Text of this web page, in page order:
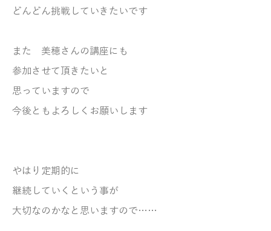
どんどん挑戦していきたいです
また 美穂さんの講座にも
参加させて頂きたいと
思っていますので
今後ともよろしくお願いします
やはり定期的に
継続していくという事が
大切なのかなと思いますので……